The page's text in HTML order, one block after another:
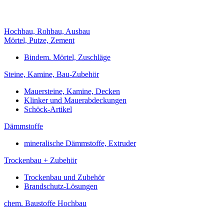
Hochbau, Rohbau, Ausbau
Mörtel, Putze, Zement
Bindem. Mörtel, Zuschläge
Steine, Kamine, Bau-Zubehör
Mauersteine, Kamine, Decken
Klinker und Mauerabdeckungen
Schöck-Artikel
Dämmstoffe
mineralische Dämmstoffe, Extruder
Trockenbau + Zubehör
Trockenbau und Zubehör
Brandschutz-Lösungen
chem. Baustoffe Hochbau